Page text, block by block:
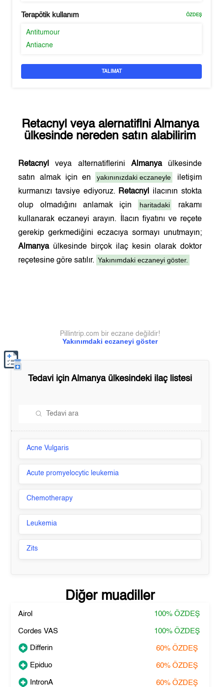
Terapötik kullanım ÖZDEŞ
Antitumour
Antiacne
TALIMAT
Retacnylveya alernatifini Almanya
ülkesinde nereden satın alabilirim
Retacnyl veya alternatiflerini Almanyaülkesinde
satın almak için en
yakınınızdaki eczaneyle
iletişim
kurmanızı tavsiye ediyoruz.
Retacnyl
ilacının stokta
olup olmadığını anlamak için
haritadaki
rakamı
kullanarak eczaneyi arayın. İlacın fiyatını ve reçete
gerekip gerkmediğini eczacıya sormayı unutmayın;
Almanyaülkesinde birçok ilaç kesin olarak doktor
reçetesine göre satılır. Yakınımdaki eczaneyi göster.
Yakınımdaki eczaneyi göster
Pillintrip.com bir eczane değildir!
Tedavi için Almanyaülkesindeki ilaç listesi
Acne Vulgaris
Acute promyelocytic leukemia
Chemotherapy
Leukemia
Zits
Diğer muadiller
Airol 100% ÖZDEŞ
Cordes VAS 100% ÖZDEŞ
Differin 60% ÖZDEŞ
Epiduo 60% ÖZDEŞ
IntronA 60% ÖZDEŞ